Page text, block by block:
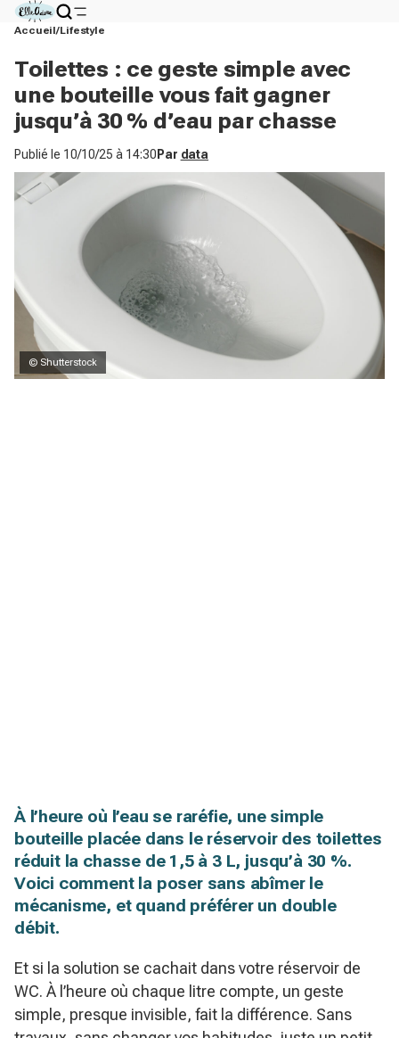
Accueil Lifestyle
Toilettes : ce geste simple avec
une bouteille vous fait gagner
jusqu’à 30 % d’eau par chasse
Publié le 10/10/25 à 14:30 Par data
© Shutterstock
À l’heure où l’eau se raréfie, une simple
bouteille placée dans le réservoir des toilettes
réduit la chasse de 1,5 à 3 L, jusqu’à 30 %.
Voici comment la poser sans abîmer le
mécanisme, et quand préférer un double
débit.
Et si la solution se cachait dans votre réservoir de
WC. À l’heure où chaque litre compte, un geste
simple, presque invisible, fait la différence. Sans